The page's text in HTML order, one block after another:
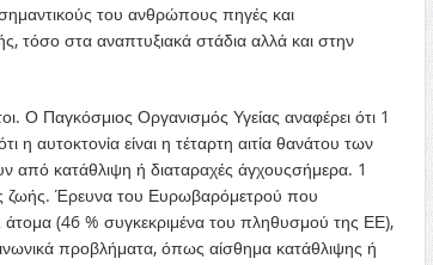
του ανθρώπους πηγές και
, τόσοστα αναπτυξιακά στάδια αλλάκαι στην
Ο Παγκόσμιος Οργανισμός Υγείας αναφέρει ότι 1
η αυτοκτονία είναι η τέταρτη αιτία θανάτου των
κατάθλιψη ή διαταραχές άγχουςσήμερα. 1
ζωής. Έρευνα του Ευρωβαρόμετρού που
άτομα (46 % συγκεκριμένα του πληθυσμού της ΕΕ),
προβλήματα, όπως αίσθημα κατάθλιψης ή